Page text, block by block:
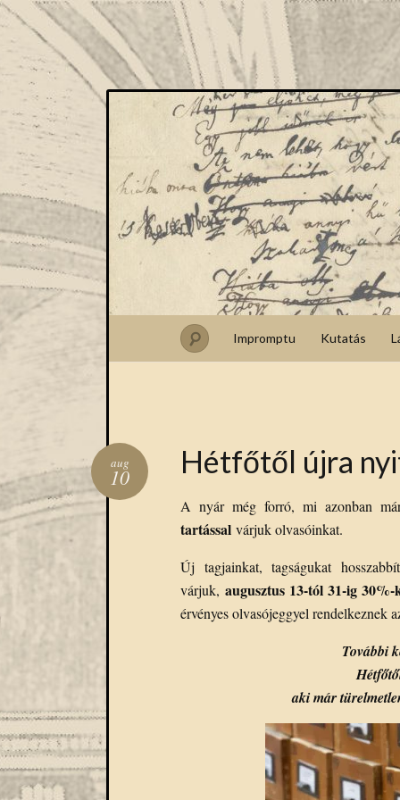
Impromptu Kutatás
Hétfőtől újra
aug
10
A nyár még forró, mi azonban
tartással várjuk olvasóinkat.
Új tagjainkat, tagságukat
várjuk,augusztus 13-tól 31-ig
érvényes olvasójeggyel rendelkeznek
További
H
aki már